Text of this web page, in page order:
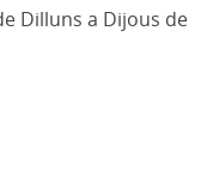
Dilluns a Dijous de